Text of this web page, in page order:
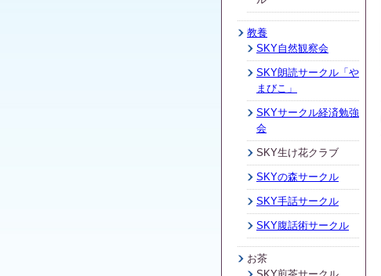
教養
SKY自然観察会
SKY朗読サークル「や
まびこ」
SKYサークル経済勉強
会
SKY生け花クラブ
SKYの森サークル
SKY手話サークル
SKY腹話術サークル
お茶